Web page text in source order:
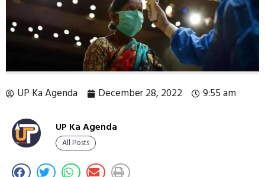
UP Ka Agenda December 28, 2022 9:55 am
UP Ka Agenda
All Posts